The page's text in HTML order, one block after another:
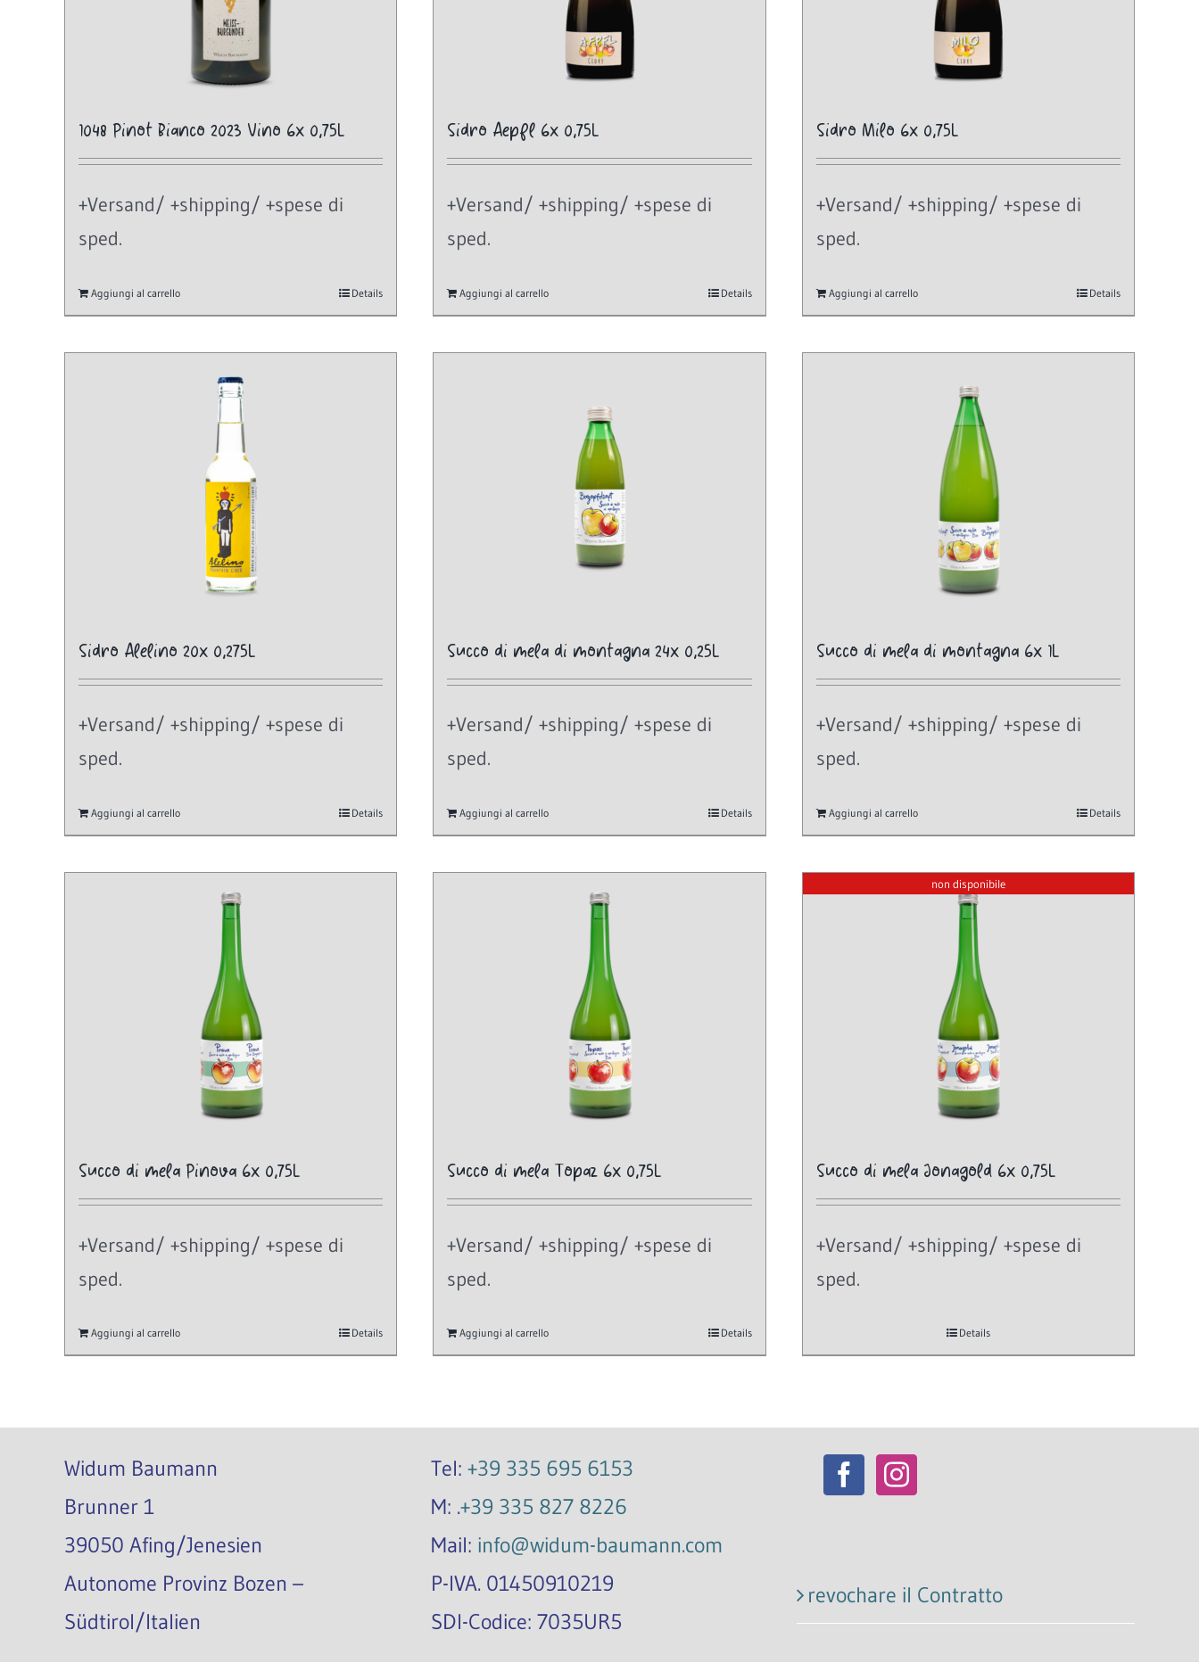
1048 Pinot Bianco 2023 Vino 6x 0,75L
+Versand/ +shipping/ +spese di
sped.
Aggiungi al carrello Details
Sidro Aepfl 6x 0,75L
+Versand/ +shipping/ +spese di
sped.
Aggiungi al carrello Details
Sidro Milo 6x 0,75L
+Versand/ +shipping/ +spese di
sped.
Aggiungi al carrello Details
Sidro Alelino 20x 0,275L
+Versand/ +shipping/ +spese di
sped.
Aggiungi al carrello Details
Succo di mela di montagna 24x 0,25L
+Versand/ +shipping/ +spese di
sped.
Aggiungi al carrello Details
Succo di mela di montagna 6x 1L
+Versand/ +shipping/ +spese di
sped.
Aggiungi al carrello Details
Succo di mela Pinova 6x 0,75L
+Versand/ +shipping/ +spese di
sped.
Aggiungi al carrello Details
Succo di mela Topaz 6x 0,75L
+Versand/ +shipping/ +spese di
sped.
Aggiungi al carrello Details
non disponibile
Succo di mela Jonagold 6x 0,75L
+Versand/ +shipping/ +spese di
sped.
Details
Widum Baumann
Brunner 1
39050 Afing/Jenesien
Autonome Provinz Bozen –
Südtirol/Italien
Tel: +39 335 695 6153
M: .+39 335 827 8226
Mail: info@widum-baumann.com
P-IVA. 01450910219
SDI-Codice: 7035UR5
revochare il Contratto